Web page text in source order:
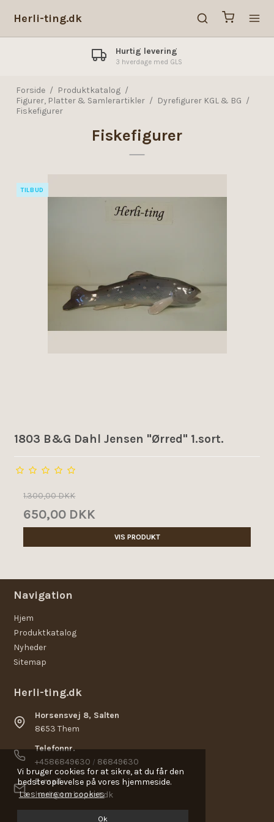
Vi bruger cookies for at sikre, at du får den
bedste oplevelse på vores hjemmeside.
Læs mere om cookies
Ok
Herli-ting.dk
Hurtig levering
3 hverdage med GLS
Forside / Produktkatalog /
Figurer, Platter & Samlerartikler / Dyrefigurer KGL & BG /
Fiskefigurer
Fiskefigurer
TILBUD
1803 B&G Dahl Jensen "Ørred" 1.sort.
1.300,00 DKK
650,00 DKK
VIS PRODUKT
Navigation
Hjem
Produktkatalog
Nyheder
Sitemap
Herli-ting.dk
Horsensvej 8, Salten
8653 Them
Telefonnr.
+4586849630 / 86849630
E-mail
herli@turbopost.dk